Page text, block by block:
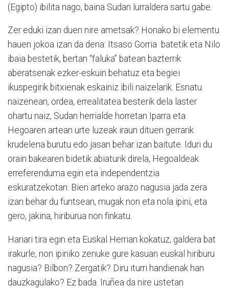
(Egipto) ibilita nago, baina Sudan lurraldera sartu gabe.
Zer eduki izan duen nire ametsak? Honako bi elementu
hauen jokoa izan da dena: Itsaso Gorria batetik eta Nilo
ibaia bestetik, bertan “faluka” batean bazterrik
aberatsenak ezker-eskuin behatuz eta begiei
ikuspegirik bitxienak eskainiz ibili naizelarik. Esnatu
naizenean, ordea, errealitatea besterik dela laster
ohartu naiz, Sudan herrialde horretan Iparra eta
Hegoaren artean urte luzeak iraun dituen gerrarik
krudelena burutu edo jasan behar izan baitute. Iduri du
orain bakearen bidetik abiaturik direla, Hegoaldeak
erreferenduma egin eta independentzia
eskuratzekotan. Bien arteko arazo nagusia jada zera
izan behar du funtsean, mugak non eta nola ipini, eta
gero, jakina, hiriburua non finkatu.
Hariari tira egin eta Euskal Herrian kokatuz, galdera bat
irakurle, non ipiniko zenuke gure kasuan euskal hiriburu
nagusia? Bilbon? Zergatik? Diru iturri handienak han
dauzkagulako? Ez bada. Iruñea da nire ustetan